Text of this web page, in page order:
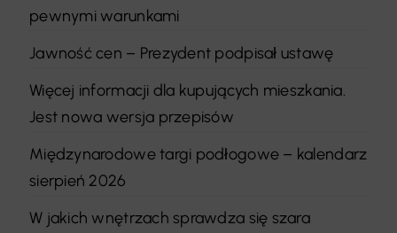
pewnymi warunkami
Jawność cen – Prezydent podpisał ustawę
Więcej informacji dla kupujących mieszkania.
Jest nowa wersja przepisów
Międzynarodowe targi podłogowe – kalendarz
sierpień 2026
W jakich wnętrzach sprawdza się szara